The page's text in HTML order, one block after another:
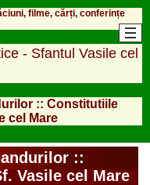
filme, cărți, conferințe
- Sfantul Vasile cel
:: Constitutiile
cel Mare
::
Vasile cel Mare